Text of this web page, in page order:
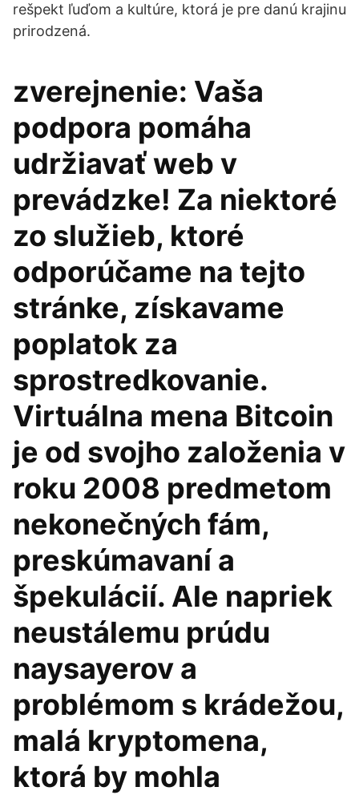
rešpekt ľuďom a kultúre, ktorá je pre danú krajinu
prirodzená.
zverejnenie: Vaša
podpora pomáha
udržiavať web v
prevádzke! Za niektoré
zo služieb, ktoré
odporúčame na tejto
stránke, získavame
poplatok za
sprostredkovanie.
Virtuálna mena Bitcoin
je od svojho založenia v
roku 2008 predmetom
nekonečných fám,
preskúmavaní a
špekulácií. Ale napriek
neustálemu prúdu
naysayerov a
problémom s krádežou,
malá kryptomena,
ktorá by mohla